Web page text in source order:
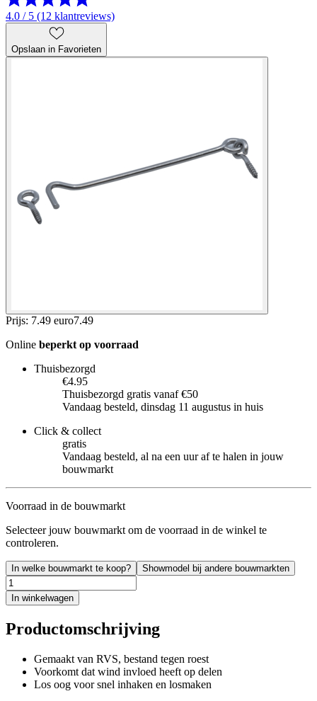
4.0 / 5 (12 klantreviews)
Opslaan in Favorieten
Prijs: 7.49 euro7.49
Online beperkt op voorraad
Thuisbezorgd
€4.95
Thuisbezorgd gratis vanaf €50
Vandaag besteld, dinsdag 11 augustus in huis
Click & collect
gratis
Vandaag besteld, al na een uur af te halen in jouw
bouwmarkt
Voorraad in de bouwmarkt
Selecteer jouw bouwmarkt om de voorraad in de winkel te
controleren.
In welke bouwmarkt te koop? Showmodel bij andere bouwmarkten
In winkelwagen
Productomschrijving
Gemaakt van RVS, bestand tegen roest
Voorkomt dat wind invloed heeft op delen
Los oog voor snel inhaken en losmaken